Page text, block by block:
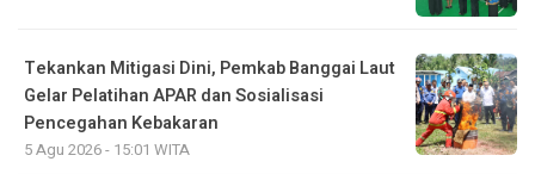
Tekankan Mitigasi Dini, Pemkab Banggai Laut
Gelar Pelatihan APAR dan Sosialisasi
Pencegahan Kebakaran
5 Agu 2026 - 15:01 WITA